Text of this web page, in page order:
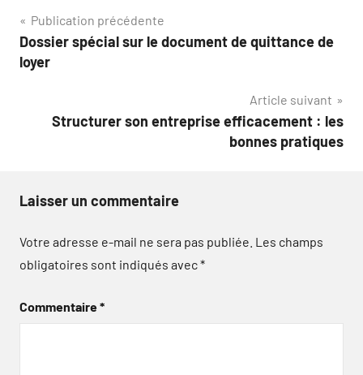
Navigation
de
Publication précédente
Dossier spécial sur le document de quittance de
loyer
Article suivant
Structurer son entreprise efficacement : les
bonnes pratiques
Laisser un commentaire
Votre adresse e-mail ne sera pas publiée. Les champs
obligatoires sont indiqués avec*
Commentaire*